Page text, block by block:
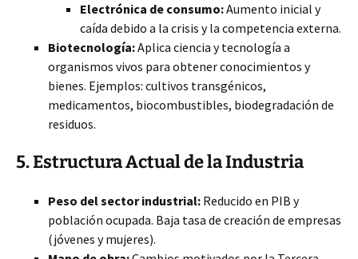
Electrónica de consumo:Aumento inicial y
caída debido a la crisis y la competencia externa.
Biotecnología:Aplica ciencia y tecnología a
organismos vivos para obtener conocimientos y
bienes. Ejemplos: cultivos transgénicos,
medicamentos, biocombustibles, biodegradación de
residuos.
5. Estructura Actual de la Industria
Peso del sector industrial: Reducido en PIB y
población ocupada. Baja tasa de creación de empresas
(jóvenes y mujeres).